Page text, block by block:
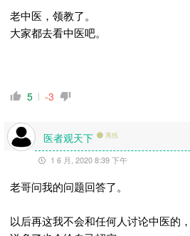
老中医，领教了。
大家都去看中医吧。
5 -3
医者观天下 离线
1 6 月, 2020 8:39 下午
老哥问我的问题回答了。
以后再这我不会和任何人讨论中医的